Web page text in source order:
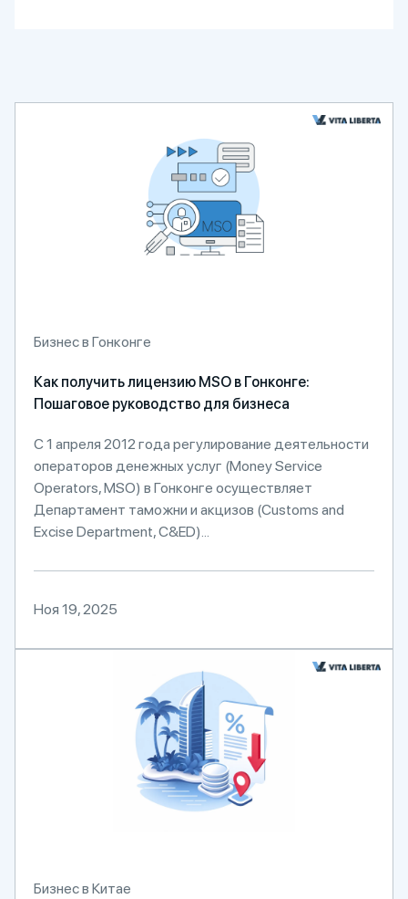
Бизнес в Гонконге
Как получить лицензию MSO в Гонконге:
Пошаговое руководство для бизнеса
С 1 апреля 2012 года регулирование деятельности
операторов денежных услуг (Money Service
Operators, MSO) в Гонконге осуществляет
Департамент таможни и акцизов (Customs and
Excise Department, C&ED)...
Ноя 19, 2025
Бизнес в Китае